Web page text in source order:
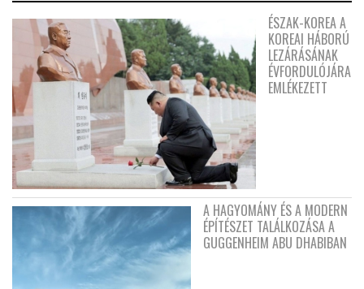
ÉSZAK-KOREA A
KOREAI HÁBORÚ
LEZÁRÁSÁNAK
ÉVFORDULÓJÁRA
EMLÉKEZETT
A HAGYOMÁNY ÉS A MODERN
ÉPÍTÉSZET TALÁLKOZÁSA A
GUGGENHEIM ABU DHABIBAN